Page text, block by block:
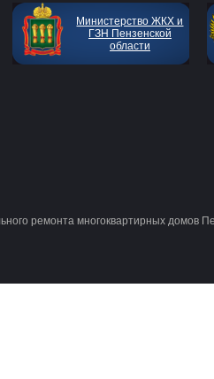
Министерство ЖКХ и
ГЗН Пензенской
области
ремонта многоквартирных домов